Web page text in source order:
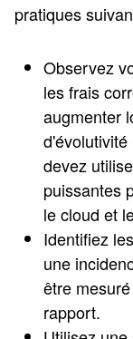
pratiques
Observez
les frais
augmenter
devez
puissantes
le cloud et
Identifiez
une
être
rapport.